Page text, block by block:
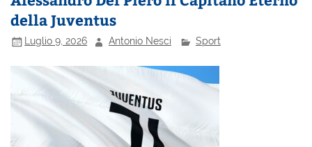
della Juventus
Luglio 9, 2026 Antonio Nesci Sport